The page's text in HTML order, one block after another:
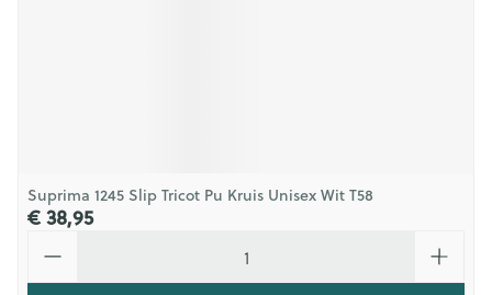
Suprima 1245 Slip Tricot Pu Kruis Unisex Wit T58
€ 38,95